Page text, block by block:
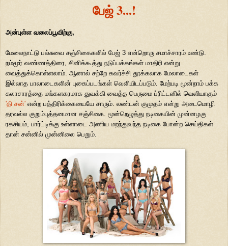
பேஜ் 3...!
அன்புள்ள வலைப்பூவிற்கு,
மேலைநாட்டு பல்சுவை சஞ்சிகைகளில் பேஜ் 3 என்றொரு சமாச்சாரம் உண்டு.
நம்மூர் வண்ணத்திரை, சினிக்கூத்து நடுப்பக்கங்கள் மாதிரி என்று
வைத்துக்கொள்ளலாம். ஆனால் சற்றே கவர்ச்சி தூக்கலாக மேலாடைகள்
இல்லாத பாலாடைகளின் புகைப்படங்கள் வெளியிடப்படும். மேற்படி மூன்றாம் பக்க
கலாசாரத்தை மங்களகரமாக துவக்கி வைத்த பெருமை ப்ரிட்டனில் வெளியாகும்
'தி சன்' என்ற பத்திரிக்கையையே சாரும். லண்டன் குமுதம் என்று அடைமொழி
தரவல்ல குறும்புத்தனமான சஞ்சிகை. மூன்றெழுத்து நடிகையின் முன்னழகு
ரகசியம், பார்ட்டிக்கு உள்ளாடை அணிய மறந்துவந்த நடிகை போன்ற செய்திகள்
தான் சன்னில் முன்னிலை பெறும்.